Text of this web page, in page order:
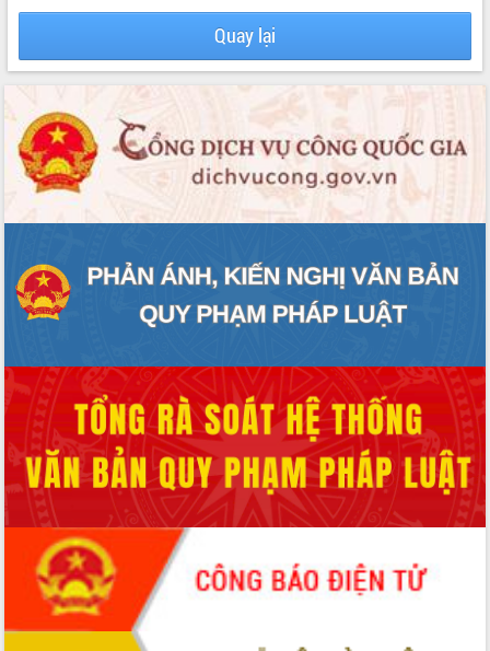
UBND CÁC XÃ, PHƯỜNG
THÔNG TIN CHỈ ĐẠO ĐIỀU HÀNH
VĂN BẢN HĐND TỈNH
ĐIỂM TIN VĂN BẢN
Quay lại